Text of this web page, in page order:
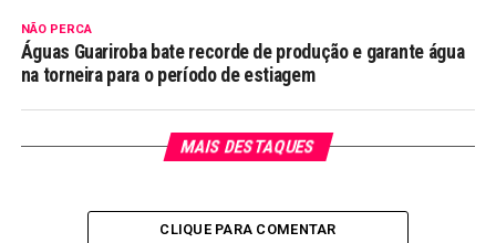
NÃO PERCA
Águas Guariroba bate recorde de produção e garante água
na torneira para o período de estiagem
MAIS DESTAQUES
CLIQUE PARA COMENTAR